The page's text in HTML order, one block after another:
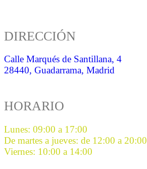
DIRECCIÓN
Calle Marqués de Santillana, 4
28440, Guadarrama, Madrid
HORARIO
Lunes: 09:00 a 17:00
De martes a jueves: de 12:00 a 20:00
Viernes: 10:00 a 14:00